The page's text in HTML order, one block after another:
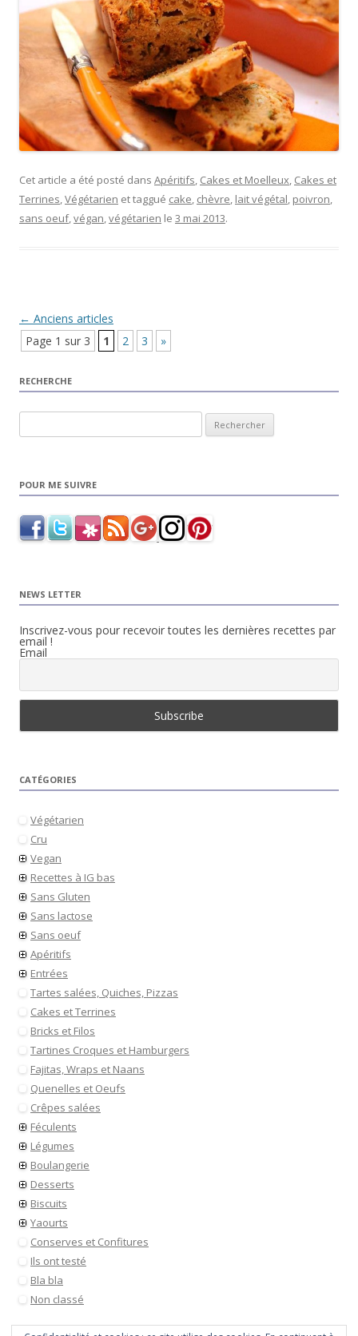
Cet article a été posté dans Apéritifs, Cakes et Moelleux, Cakes et
Terrines,Végétarien et taggué cake, chèvre, lait végétal, poivron,
sans oeuf,végan,végétarien le 3 mai 2013.
Navigation Article
← Anciens articles
Page 1 sur 3
1 2 3 »
RECHERCHE
POUR ME SUIVRE
NEWS LETTER
Inscrivez-vous pour recevoir toutes les dernières recettes par
email !
Email
CATÉGORIES
Végétarien
Cru
Vegan
Recettes à IG bas
Sans Gluten
Sans lactose
Sans oeuf
Apéritifs
Entrées
Tartes salées, Quiches, Pizzas
Cakes et Terrines
Bricks et Filos
Tartines Croques et Hamburgers
Fajitas, Wraps et Naans
Quenelles et Oeufs
Crêpes salées
Féculents
Légumes
Boulangerie
Desserts
Biscuits
Yaourts
Conserves et Confitures
Ils ont testé
Bla bla
Non classé